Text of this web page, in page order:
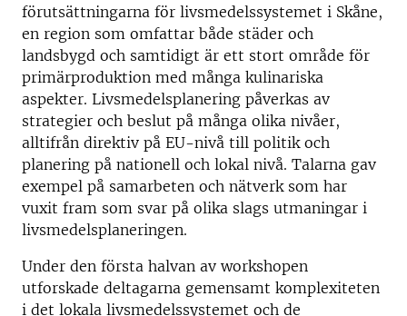
förutsättningarna för livsmedelssystemet i Skåne,
en region som omfattar både städer och
landsbygd och samtidigt är ett stort område för
primärproduktion med många kulinariska
aspekter. Livsmedelsplanering påverkas av
strategier och beslut på många olika nivåer,
alltifrån direktiv på EU-nivå till politik och
planering på nationell och lokal nivå. Talarna gav
exempel på samarbeten och nätverk som har
vuxit fram som svar på olika slags utmaningar i
livsmedelsplaneringen.
Under den första halvan av workshopen
utforskade deltagarna gemensamt komplexiteten
i det lokala livsmedelssystemet och de